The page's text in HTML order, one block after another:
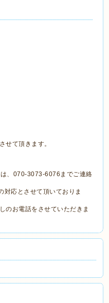
せて頂きます。
、070-3073-6076までご連絡
対応とさせて頂いておりま
のお電話をさせていただきま